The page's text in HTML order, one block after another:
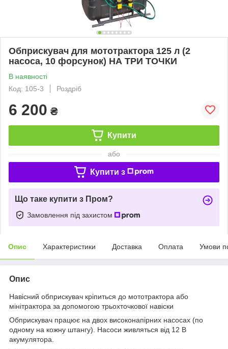
Обприскувач для мототрактора 125 л (2
насоса, 10 форсунок) НА ТРИ ТОЧКИ
В наявності
Код: 105-3
Роздріб
6 200 ₴
Купити
або
Купити з
Що таке купити з Пром?
Замовлення під захистом
Опис Характеристики Доставка Оплата Умови
Опис
Навісний обприскувач кріпиться до мототрактора або
мінітрактора за допомогою трьохточкової навіски
Обприскувач працює на двох високонапірних насосах (по
одному на кожну штангу). Насоси живляться від 12 В
акумулятора.